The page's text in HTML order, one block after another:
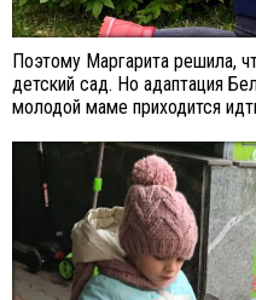
Поэтому Маргарита решила,
детский сад. Но адаптация
молодой маме приходится